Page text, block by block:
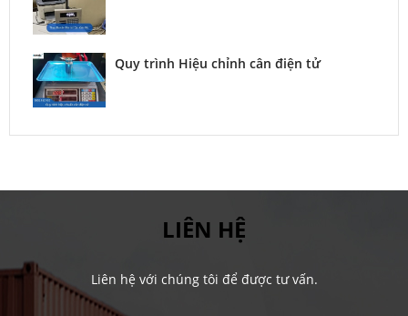
Quy trình Hiệu chỉnh cân điện tử
LIÊN HỆ
Liên hệ với chúng tôi để được tư vấn.